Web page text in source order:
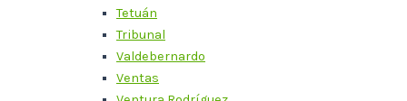
Tetuán
Tribunal
Valdebernardo
Ventas